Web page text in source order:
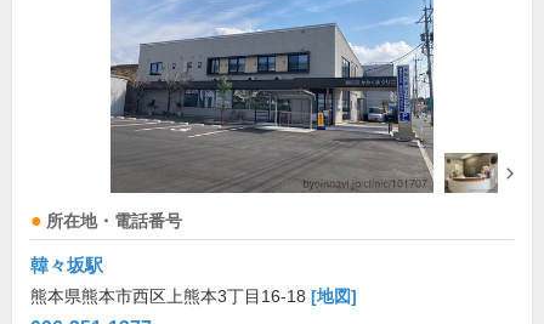
所在地・電話番号
韓々坂駅
熊本県熊本市西区上熊本3丁目16-18 [地図]